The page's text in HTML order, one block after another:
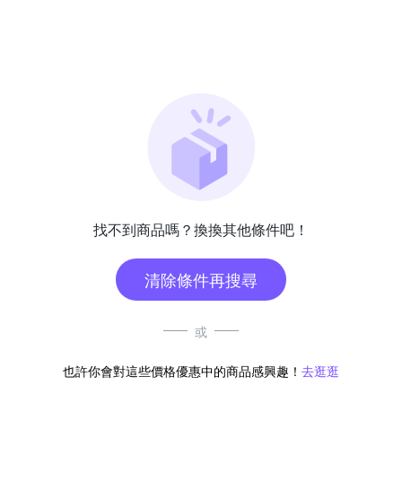
找不到商品嗎？換換其他條件吧！
清除條件再搜尋
或
也許你會對這些價格優惠中的商品感興趣！ 去逛逛